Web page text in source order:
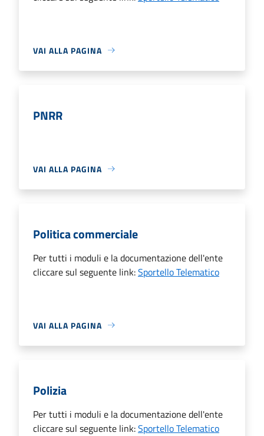
VAI ALLA PAGINA
PNRR
VAI ALLA PAGINA
Politica commerciale
Per tutti i moduli e la documentazione dell'ente
cliccare sul seguente link:Sportello Telematico
VAI ALLA PAGINA
Polizia
Per tutti i moduli e la documentazione dell'ente
cliccare sul seguente link:Sportello Telematico